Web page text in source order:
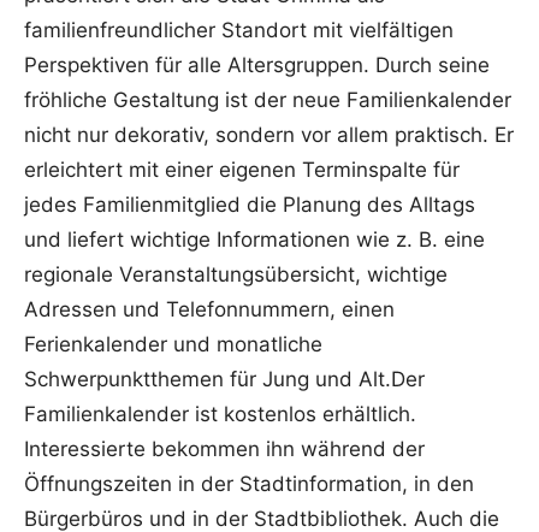
familienfreundlicher Standort mit vielfältigen
Perspektiven für alle Altersgruppen. Durch seine
fröhliche Gestaltung ist der neue Familienkalender
nicht nur dekorativ, sondern vor allem praktisch. Er
erleichtert mit einer eigenen Terminspalte für
jedes Familienmitglied die Planung des Alltags
und liefert wichtige Informationen wie z. B. eine
regionale Veranstaltungsübersicht, wichtige
Adressen und Telefonnummern, einen
Ferienkalender und monatliche
Schwerpunktthemen für Jung und Alt.Der
Familienkalender ist kostenlos erhältlich.
Interessierte bekommen ihn während der
Öffnungszeiten in der Stadtinformation, in den
Bürgerbüros und in der Stadtbibliothek. Auch die